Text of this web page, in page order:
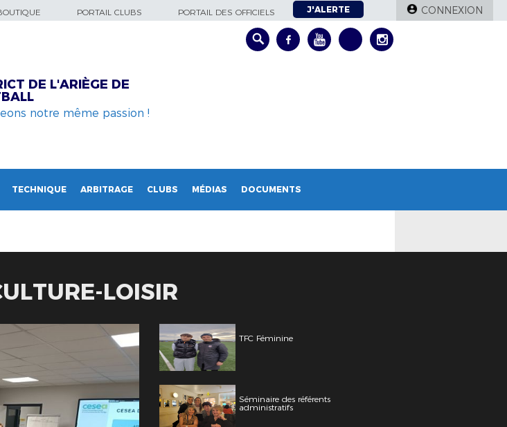
PORTAIL CLUBS PORTAIL DES OFFICIELS J'ALERTE CONNEXION
DE L'ARIÈGE DE
notre même passion !
TECHNIQUE ARBITRAGE CLUBS MÉDIAS DOCUMENTS
LOISIR
TFC Féminine
Séminaire des référents
administratifs